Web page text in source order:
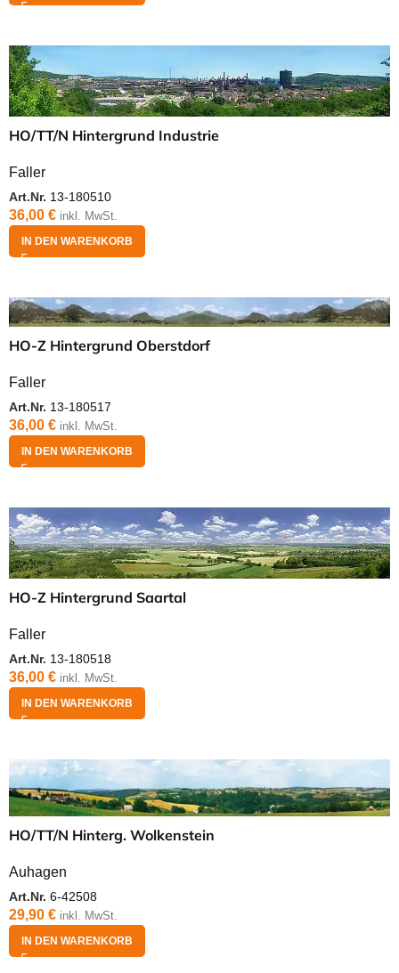
HO/TT/N Hintergrund Industrie
Faller
Art.Nr. 13-180510
36,00 € inkl. MwSt.
IN DEN WARENKORB
HO-Z Hintergrund Oberstdorf
Faller
Art.Nr. 13-180517
36,00 € inkl. MwSt.
IN DEN WARENKORB
HO-Z Hintergrund Saartal
Faller
Art.Nr. 13-180518
36,00 € inkl. MwSt.
IN DEN WARENKORB
HO/TT/N Hinterg. Wolkenstein
Auhagen
Art.Nr. 6-42508
29,90 € inkl. MwSt.
IN DEN WARENKORB